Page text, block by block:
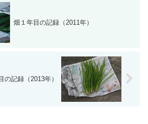
畑１年目の記録（2011年）
の記録（2013年）